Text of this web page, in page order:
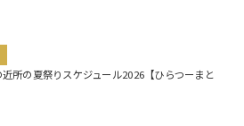
所の夏祭りスケジュール2026【ひらつーまと